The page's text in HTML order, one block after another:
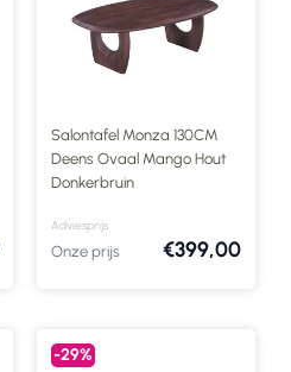
Salontafel Monza 130CM
Deens Ovaal Mango Hout
Donkerbruin
Adviesprijs
Onze prijs €399,00
-29%